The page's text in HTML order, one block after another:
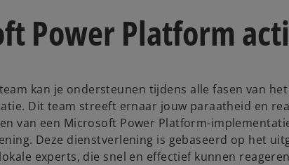
Power Platform
kan je ondersteunen tijdens alle fasen van
Dit team streeft ernaar jouw paraatheid en
van een Microsoft Power Platform-
Deze dienstverlening is gebaseerd op het
experts, die snel en effectief kunnen